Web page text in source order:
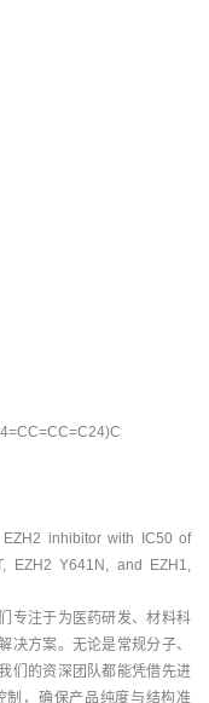
EZH2 inhibitor with IC50 of
EZH2 Y641N, and EZH1,
专注于为医药研发、材料科
决方案。无论是常规分子、
们的资深团队都能凭借先进
制，确保产品纯度与结构准